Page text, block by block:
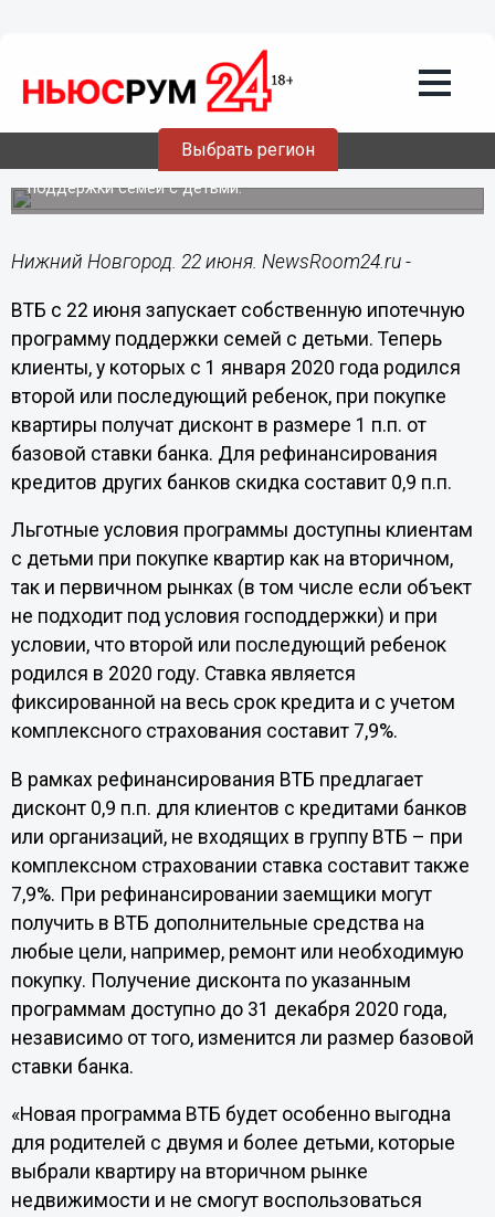
Выбрать регион
22.06.202012:05
ВТБ снизит ставку по ипотеке для
семей с детьми
Банк запускает собственную ипотечную программу
поддержки семей с детьми.
Нижний Новгород. 22 июня. NewsRoom24.ru -
ВТБ с 22 июня запускает собственную ипотечную
программу поддержки семей с детьми. Теперь
клиенты, у которых с 1 января 2020 года родился
второй или последующий ребенок, при покупке
квартиры получат дисконт в размере 1 п.п. от
базовой ставки банка. Для рефинансирования
кредитов других банков скидка составит 0,9 п.п.
Льготные условия программы доступны клиентам
с детьми при покупке квартир как на вторичном,
так и первичном рынках (в том числе если объект
не подходит под условия господдержки) и при
условии, что второй или последующий ребенок
родился в 2020 году. Ставка является
фиксированной на весь срок кредита и с учетом
комплексного страхования составит 7,9%.
В рамках рефинансирования ВТБ предлагает
дисконт 0,9 п.п. для клиентов с кредитами банков
или организаций, не входящих в группу ВТБ – при
комплексном страховании ставка составит также
7,9%. При рефинансировании заемщики могут
получить в ВТБ дополнительные средства на
любые цели, например, ремонт или необходимую
покупку. Получение дисконта по указанным
программам доступно до 31 декабря 2020 года,
независимо от того, изменится ли размер базовой
ставки банка.
«Новая программа ВТБ будет особенно выгодна
для родителей с двумя и более детьми, которые
выбрали квартиру на вторичном рынке
недвижимости и не смогут воспользоваться